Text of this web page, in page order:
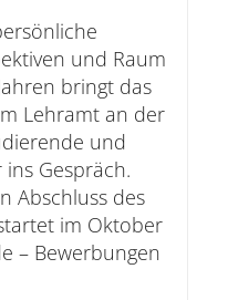
und Raum
bringt das
Lehramt an der
und
Gespräch.
Abschluss des
im Oktober
– Bewerbungen